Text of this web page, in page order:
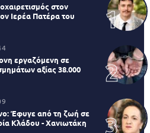
στον
Ιερέα Πατέρα του
εργαζόμενη σε
αξίας 38.000
Έφυγε από τη ζωή σε
Κλάδου - Χανιωτάκη